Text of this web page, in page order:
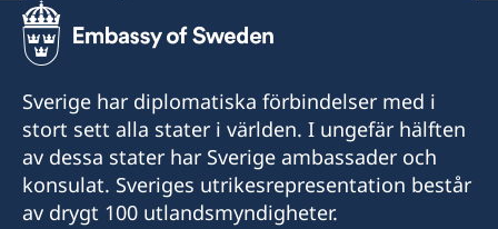
Sverige har diplomatiska förbindelser med i
stort sett alla stater i världen. I ungefär hälften
av dessa stater har Sverige ambassader och
konsulat. Sveriges utrikesrepresentation består
av drygt 100 utlandsmyndigheter.